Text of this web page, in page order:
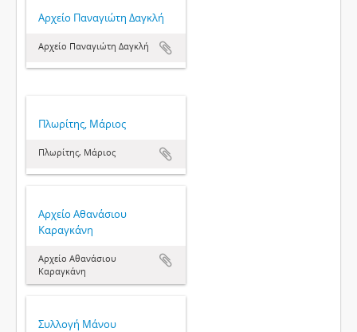
Αρχείο Παναγιώτη Δαγκλή
Αρχείο Παναγιώτη Δαγκλή
Πλωρίτης, Μάριος
Πλωρίτης, Μάριος
Αρχείο Αθανάσιου
Καραγκάνη
Αρχείο Αθανάσιου
Καραγκάνη
Συλλογή Μάνου